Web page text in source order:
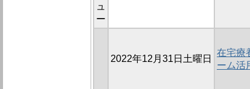
ュ
ー
2022年12月31日土曜日
在宅療
ーム活